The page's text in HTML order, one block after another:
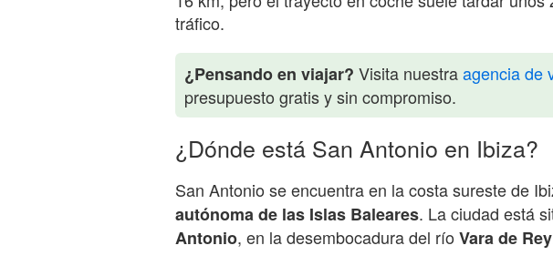
tráfico.
¿Pensando en viajar? Visita nuestraagencia de
presupuesto gratis y sin compromiso.
¿Dónde está San Antonio en Ibiza?
San Antonio se encuentra en la costa sureste de
autónoma de las Islas Baleares. La ciudad está
Antonio, en la desembocadura del río Vara de Rey